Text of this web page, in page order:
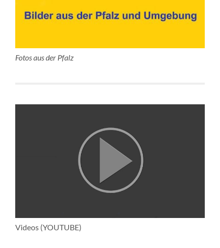
Fotos aus der Pfalz
Videos (YOUTUBE)